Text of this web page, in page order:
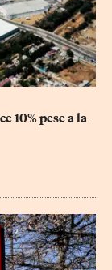
10% pese a la